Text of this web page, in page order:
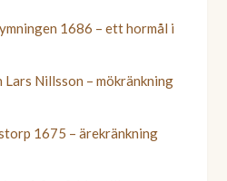
1686 – ett hormål i
Nillsson – mökränkning
1675 – ärekränkning